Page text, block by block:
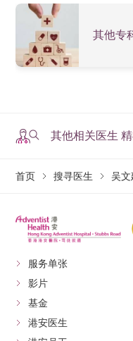
其他专
其他相关医生
首页 搜寻医生 吴文
服务单张
影片
基金
港安医生